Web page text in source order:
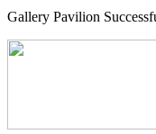
Gallery Pavilion